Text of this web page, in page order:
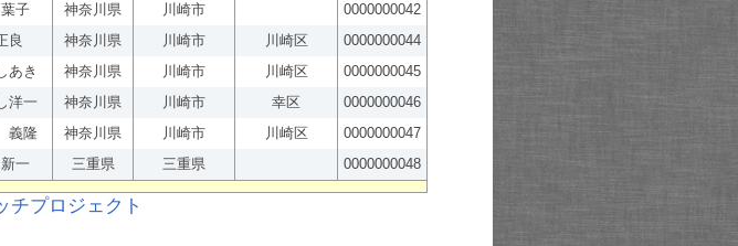
子 神奈川県 川崎市
0000000042
良 神奈川県 川崎市 川崎区
0000000044
あき 神奈川県 川崎市 川崎区
0000000045
洋一 神奈川県 川崎市 幸区
0000000046
義隆 神奈川県 川崎市 川崎区
0000000047
一 三重県 三重県 0000000048